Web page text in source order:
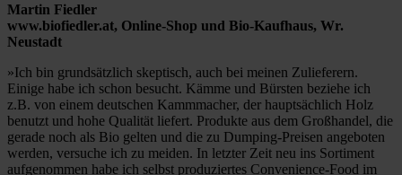
Martin Fiedler
www.biofiedler.at, Online-Shop und Bio-Kaufhaus, Wr.
Neustadt
»Ich bin grundsätzlich skeptisch, auch bei meinen Zulieferern.
Einige habe ich schon besucht. Kämme und Bürsten beziehe ich
z.B. von einem deutschen Kammmacher, der hauptsächlich Holz
benutzt und hohe Qualität liefert. Produkte aus dem Großhandel, die
gerade noch als Bio gelten und die zu Dumping-Preisen angeboten
werden, versuche ich zu meiden. In letzter Zeit neu ins Sortiment
aufgenommen habe ich selbst produziertes Convenience-Food im